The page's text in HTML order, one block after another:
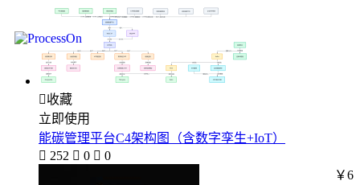
收藏
立即使用
能碳管理平台C4架构图（含数字孪生+IoT）
 252  0  0
￥6